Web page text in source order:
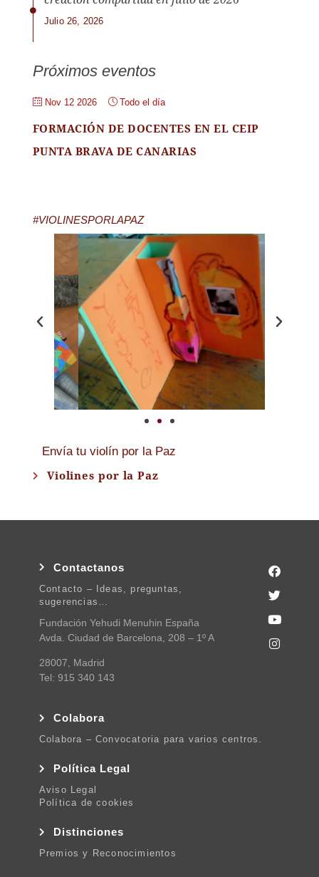
Julio 26, 2026
Próximos eventos
Nov 12 2026 Todo el día
FORMACIÓN DE DOCENTES EN EL CEIP
PUNTA BRAVA DE CANARIAS
#VIOLINESPORLAPAZ
Envía tu violín por la Paz
Violines por la Paz
Contactanos
Contacto – Ideas, preguntas,
sugerencias…
Fundación Yehudi Menuhin España
Avda. Ciudad de Barcelona, 208 – 1º A
28007, Madrid
Tel: 915 340 143
Colabora
Colabora – Convocatoria para varios centros.
Política Legal
Aviso Legal
Política de cookies
Distinciones
Premios y Reconocimientos